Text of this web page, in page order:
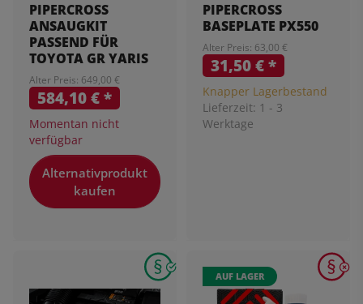
PIPERCROSS
ANSAUGKIT
PASSEND FÜR
TOYOTA GR YARIS
Alter Preis: 649,00 €
584,10 €*
Momentan nicht
verfügbar
Alternativprodukt
kaufen
PIPERCROSS
BASEPLATE PX550
Alter Preis: 63,00 €
31,50 €*
Knapper Lagerbestand
Lieferzeit: 1 - 3
Werktage
AUF LAGER